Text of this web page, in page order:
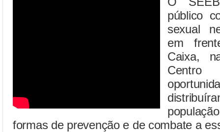
público
sexual
em
Caixa,
formas de prevenção e de combate a